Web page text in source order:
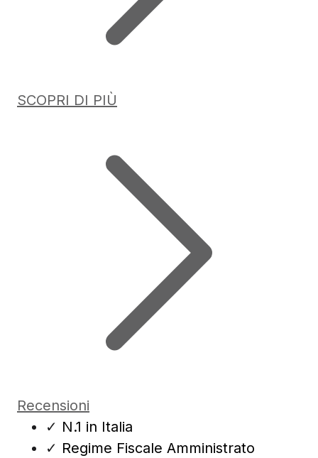
SCOPRI DI PIÙ
Recensioni
✓ N.1 in Italia
✓ Regime Fiscale Amministrato